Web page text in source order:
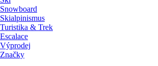
Snowboard
Skialpinismus
Turistika & Trek
Escalace
Výprodej
Značky